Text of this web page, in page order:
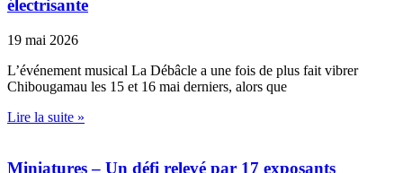
électrisante
19 mai 2026
L’événement musical La Débâcle a une fois de plus fait vibrer
Chibougamau les 15 et 16 mai derniers, alors que
Lire la suite »
Miniatures – Un défi relevé par 17 exposants